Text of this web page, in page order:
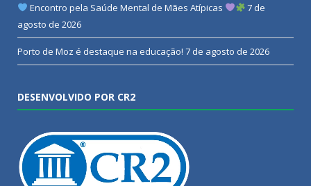
Encontro pela Saúde Mental de Mães Atípicas
7 de
agosto de 2026
Porto de Moz é destaque na educação! 7 de agosto de 2026
DESENVOLVIDO POR CR2